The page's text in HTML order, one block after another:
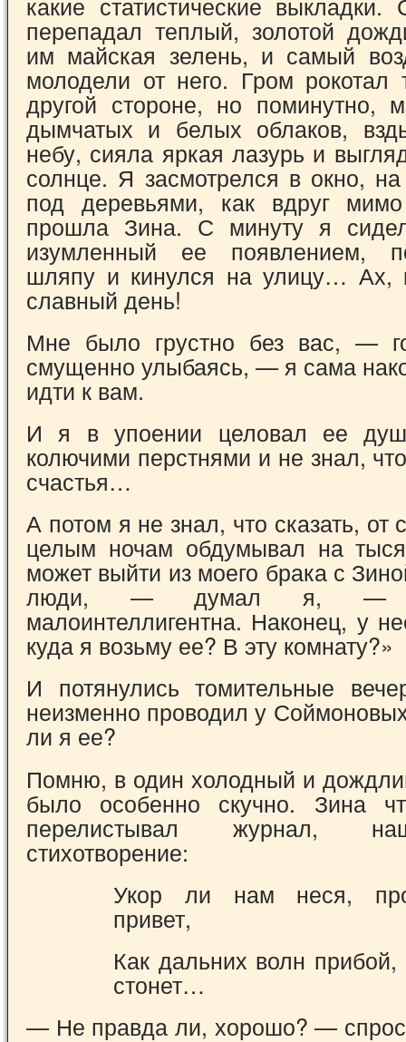
перепадал теплый, золотой
им майская зелень, и самый
молодели от него. Гром
другой стороне, но поминутно,
дымчатых и белых облаков,
небу, сияла яркая лазурь и
солнце. Я засмотрелся в окно,
под деревьями, как вдруг
прошла Зина. С минуту я
изумленный ее появлением,
шляпу и кинулся на улицу… Ах,
славный день!
Мне было грустно без вас, —
смущенно улыбаясь, — я сама
идти к вам.
И я в упоении целовал ее
колючими перстнями и не знал,
счастья…
А потом я не знал, что сказать,
целым ночам обдумывал на
может выйти из моего брака с
люди, — думал я, —
малоинтеллигентна. Наконец, у
куда я возьму ее? В эту комнату?»
И потянулись томительные
неизменно проводил у
ли я ее?
Помню, в один холодный и
было особенно скучно. Зина
перелистывал журнал,
стихотворение:
Укор ли нам неся,
привет,
Как дальних волн прибой,
стонет…
— Не правда ли, хорошо? —